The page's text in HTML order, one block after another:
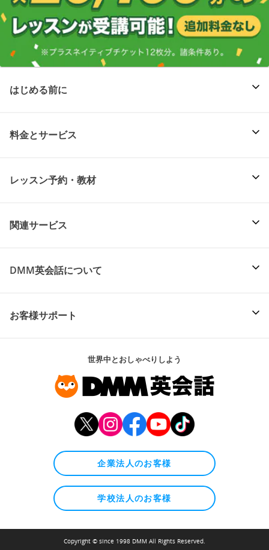
はじめる前に
料金とサービス
レッスン予約・教材
関連サービス
DMM英会話について
お客様サポート
世界中とおしゃべりしよう
企業法人のお客様
学校法人のお客様
Copyright © since 1998 DMM All Rights Reserved.